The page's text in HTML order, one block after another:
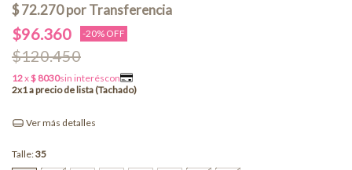
$96.360 -20% OFF
$120.450
Ver más detalles
Talle:35